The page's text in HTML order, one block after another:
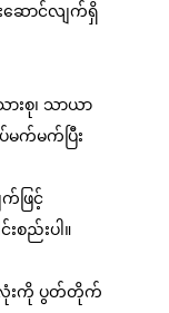
ဆောင်လျက်ရှိ
းစု၊ သာယာ
က်မက်ပြီး
ဖြင့်
စည်းပါ။
လုံးကို ပွတ်တိုက်